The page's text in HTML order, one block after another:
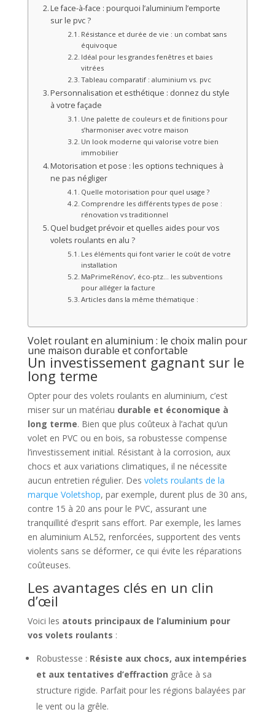
Le face-à-face : pourquoi l’aluminium l’emporte
sur le pvc ?
Résistance et durée de vie : un combat sans
équivoque
Idéal pour les grandes fenêtres et baies
vitrées
Tableau comparatif : aluminium vs. pvc
Personnalisation et esthétique : donnez du style
à votre façade
Une palette de couleurs et de finitions pour
s’harmoniser avec votre maison
Un look moderne qui valorise votre bien
immobilier
Motorisation et pose : les options techniques à
ne pas négliger
Quelle motorisation pour quel usage ?
Comprendre les différents types de pose :
rénovation vs traditionnel
Quel budget prévoir et quelles aides pour vos
volets roulants en alu ?
Les éléments qui font varier le coût de votre
installation
MaPrimeRénov’, éco-ptz… les subventions
pour alléger la facture
Articles dans la même thématique :
Volet roulant en aluminium : le choix malin pour
une maison durable et confortable
Un investissement gagnant sur le
long terme
Opter pour des volets roulants en aluminium, c’est
miser sur un matériau durable et économique à
long terme. Bien que plus coûteux à l’achat qu’un
volet en PVC ou en bois, sa robustesse compense
l’investissement initial. Résistant à la corrosion, aux
chocs et aux variations climatiques, il ne nécessite
aucun entretien régulier. Des volets roulants de la
marque Voletshop, par exemple, durent plus de 30 ans,
contre 15 à 20 ans pour le PVC, assurant une
tranquillité d’esprit sans effort. Par exemple, les lames
en aluminium AL52, renforcées, supportent des vents
violents sans se déformer, ce qui évite les réparations
coûteuses.
Les avantages clés en un clin
d’œil
Voici les atouts principaux de l’aluminium pour
vos volets roulants :
Robustesse : Résiste aux chocs, aux intempéries
et aux tentatives d’effraction grâce à sa
structure rigide. Parfait pour les régions balayées par
le vent ou la grêle.